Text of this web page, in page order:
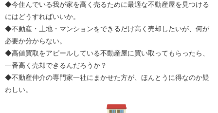
◆今住んでいる我が家を高く売るために最適な不動産屋を見つける
にはどうすればいいか。
◆不動産・土地・マンションをできるだけ高く売却したいが、何が
必要か分からない。
◆高値買取をアピールしている不動産屋に買い取ってもらったら、
一番高く売却できるんだろうか？
◆不動産仲介の専門家一社にまかせた方が、ほんとうに得なのか疑
わしい。